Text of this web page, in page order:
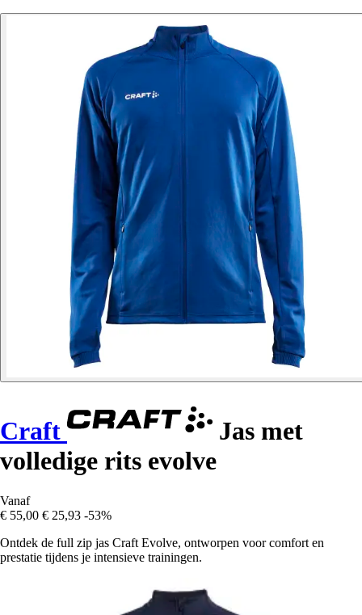
Craft
Jas met
volledige rits evolve
Vanaf
€ 55,00 € 25,93 -53%
Ontdek de full zip jas Craft Evolve, ontworpen voor comfort en
prestatie tijdens je intensieve trainingen.